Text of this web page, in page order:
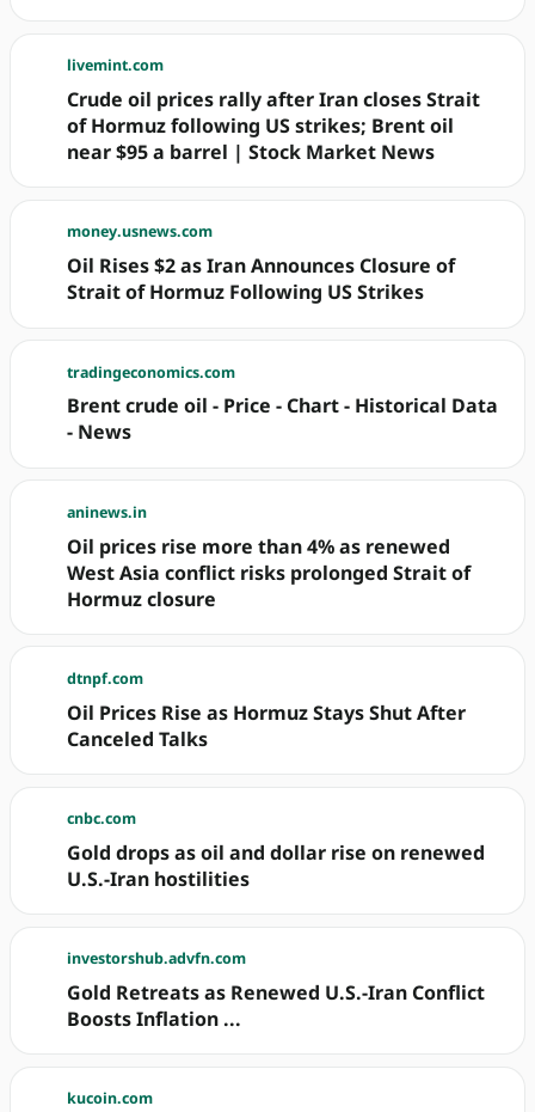
livemint.com
Crude oil prices rally after Iran closes Strait
of Hormuz following US strikes; Brent oil
near $95 a barrel | Stock Market News
money.usnews.com
Oil Rises $2 as Iran Announces Closure of
Strait of Hormuz Following US Strikes
tradingeconomics.com
Brent crude oil - Price - Chart - Historical Data
- News
aninews.in
Oil prices rise more than 4% as renewed
West Asia conflict risks prolonged Strait of
Hormuz closure
dtnpf.com
Oil Prices Rise as Hormuz Stays Shut After
Canceled Talks
cnbc.com
Gold drops as oil and dollar rise on renewed
U.S.-Iran hostilities
investorshub.advfn.com
Gold Retreats as Renewed U.S.-Iran Conflict
Boosts Inflation ...
kucoin.com